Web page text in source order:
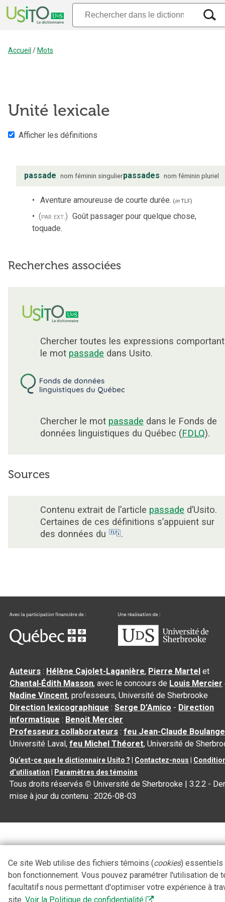
Accueil / Mots
Unité lexicale
Afficher les définitions
passade nom féminin singulierpassades nom féminin pluriel
Aventure amoureuse de courte durée. (inTLF)
(par ext.) Goût passager pour quelque chose,
toquade.
Recherches associées
Chercher toutes les expressions comportant
le mot passade dans Usito.
Chercher le mot passade dans le Fonds de
données linguistiques du Québec (FDLQ).
Sources
Contenu extrait de l’article passade d’Usito.
Certaines de ces définitions s’appuient sur
des données du
.
Auteurs : Hélène Cajolet-Laganière, Pierre Martel et
Chantal‑Édith Masson, avec le concours de Louis Mercier
Nadine Vincent, professeurs, Université de Sherbrooke
Direction lexicographique :Serge D’Amico - Direction
informatique : Benoit Mercier
Professeurs collaborateurs :feu Jean-Claude
Université Laval,feu Michel Théoret, Université de
Qu’est-ce que le dictionnaire Usito ? Contactez-nous
d’utilisation
Paramètres des témoins
Tous droits réservés © Université de Sherbrooke |3.2.2 -
mise à jour du contenu :2026-08-03
Ce site Web utilise des fichiers témoins (cookies) essentiels
bon fonctionnement. Vous pouvez paramétrer l'utilisation de
facultatifs nous permettant d'optimiser votre expérience à
site. Voir la Politique de confidentialité